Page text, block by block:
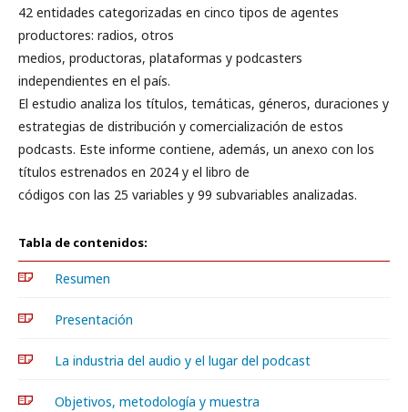
42 entidades categorizadas en cinco tipos de agentes
productores: radios, otros
medios, productoras, plataformas y podcasters
independientes en el país.
El estudio analiza los títulos, temáticas, géneros, duraciones y
estrategias de distribución y comercialización de estos
podcasts. Este informe contiene, además, un anexo con los
títulos estrenados en 2024 y el libro de
códigos con las 25 variables y 99 subvariables analizadas.
Tabla de contenidos:
Resumen
Presentación
La industria del audio y el lugar del podcast
Objetivos, metodología y muestra